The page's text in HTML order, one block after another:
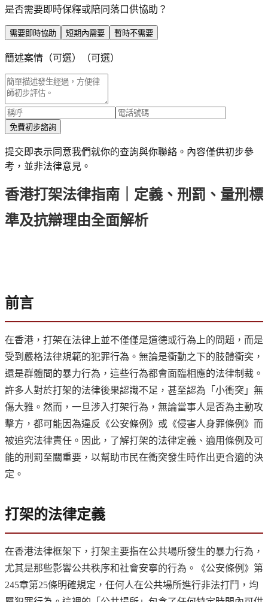
是否需要即時保釋或陪同落口供協助？
需要即時協助 短期內需要 暫時不需要
簡述案情（可選） （可選）
免費初步諮詢
提交即表示同意我們就你的查詢與你聯絡。內容僅供初步參
考，並非法律意見。
香港打架法律指南｜定義、刑罰、量刑標
準及抗辯理由全面解析
前言
在香港，打架在法律上並不僅僅是道德或行為上的問題，而是
受到嚴格法律規範的犯罪行為。無論是衝動之下的肢體衝突，
還是群體間的暴力行為，這些行為都會面臨相應的法律制裁。
許多人對於打架的法律後果認識不足，甚至認為「小衝突」無
傷大雅。然而，一旦涉入打架行為，無論當事人是否為主動攻
擊方，都可能因為違反《公安條例》或《侵害人身罪條例》而
被追究法律責任。因此，了解打架的法律定義、適用條例及可
能的刑罰至關重要，以幫助市民在衝突發生時作出更合適的決
定。
打架的法律定義
在香港法律框架下，打架主要指在公共場所發生的暴力行為，
尤其是那些影響公共秩序和社會安寧的行為。《公安條例》第
245章第25條明確規定，任何人在公共場所進行非法打鬥，均